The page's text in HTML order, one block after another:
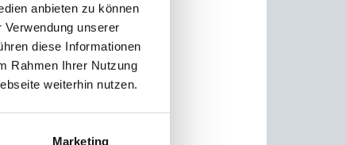
anbieten zu können
unserer
diese Informationen
Rahmen Ihrer Nutzung
weiterhin nutzen.
Marketing